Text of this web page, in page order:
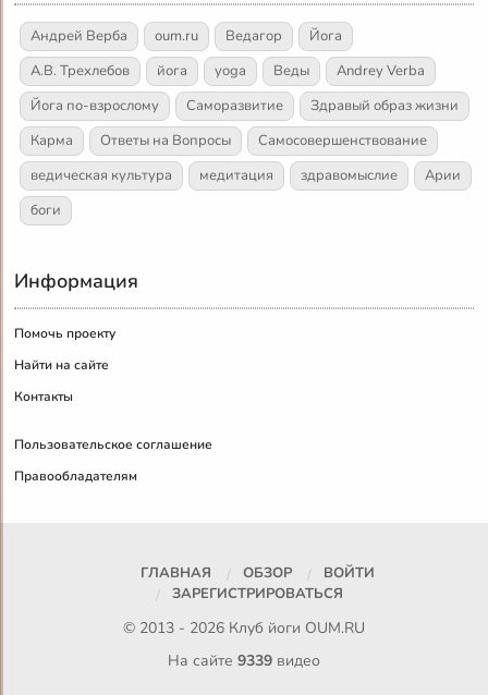
Андрей Верба oum.ru Ведагор
Йога
А.В. Трехлебов
йога yoga Веды
Andrey Verba
Йога по-взрослому
Саморазвитие
Здравый образ жизни
Карма
Ответы на Вопросы
Самосовершенствование
ведическая культура
медитация здравомыслие
Арии
боги
Информация
Помочь проекту
Найти на сайте
Контакты
Пользовательское соглашение
Правообладателям
ГЛАВНАЯ ОБЗОР
ВОЙТИ
ЗАРЕГИСТРИРОВАТЬСЯ
© 2013 - 2026 Клуб йоги OUM.RU
На сайте 9339видео